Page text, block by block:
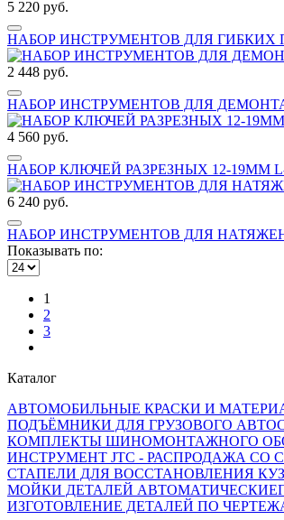
5 220 руб.
НАБОР ИНСТРУМЕНТОВ ДЛЯ ГИБКИХ
2 448 руб.
НАБОР ИНСТРУМЕНТОВ ДЛЯ
4 560 руб.
НАБОР КЛЮЧЕЙ РАЗРЕЗНЫХ 12-19ММ
6 240 руб.
НАБОР ИНСТРУМЕНТОВ ДЛЯ
Показывать по:
1
2
3
Каталог
АВТОМОБИЛЬНЫЕ КРАСКИ И
ПОДЪЁМНИКИ ДЛЯ ГРУЗОВОГО
КОМПЛЕКТЫ ШИНОМОНТАЖНОГО
ИНСТРУМЕНТ JTC - РАСПРОДАЖА СО
СТАПЕЛИ ДЛЯ ВОССТАНОВЛЕНИЯ
МОЙКИ ДЕТАЛЕЙ АВТОМАТИЧЕСКИЕ
ИЗГОТОВЛЕНИЕ ДЕТАЛЕЙ ПО